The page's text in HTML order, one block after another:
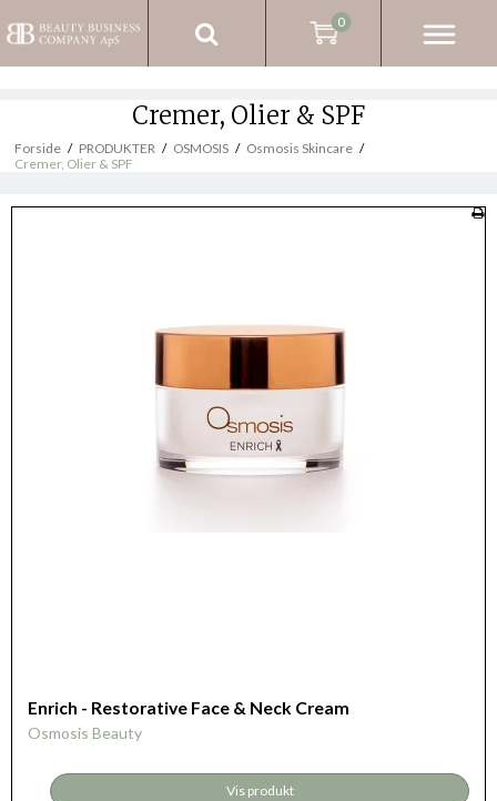
Cremer, Olier & SPF
Forside / PRODUKTER / OSMOSIS / Osmosis Skincare /
Cremer, Olier & SPF
Enrich - Restorative Face & Neck Cream
Osmosis Beauty
Vis produkt
0